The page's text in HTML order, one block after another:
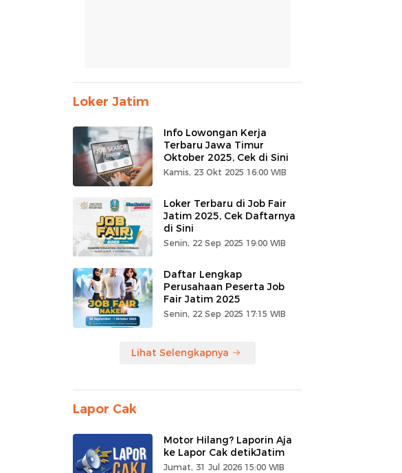
Loker Jatim
Info Lowongan Kerja
Terbaru Jawa Timur
Oktober 2025, Cek di Sini
Kamis, 23 Okt 2025 16:00 WIB
Loker Terbaru di Job Fair
Jatim 2025, Cek Daftarnya
di Sini
Senin, 22 Sep 2025 19:00 WIB
Daftar Lengkap
Perusahaan Peserta Job
Fair Jatim 2025
Senin, 22 Sep 2025 17:15 WIB
Lihat Selengkapnya
Lapor Cak
Motor Hilang? Laporin Aja
ke Lapor Cak detikJatim
Jumat, 31 Jul 2026 15:00 WIB